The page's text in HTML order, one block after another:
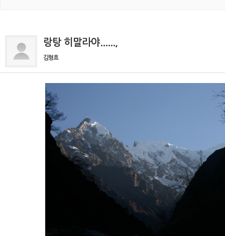
랑탕 히말라야......,
김형효